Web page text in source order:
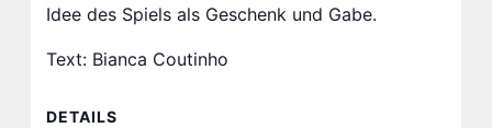
Idee des Spiels als Geschenk und Gabe.
Text: Bianca Coutinho
DETAILS